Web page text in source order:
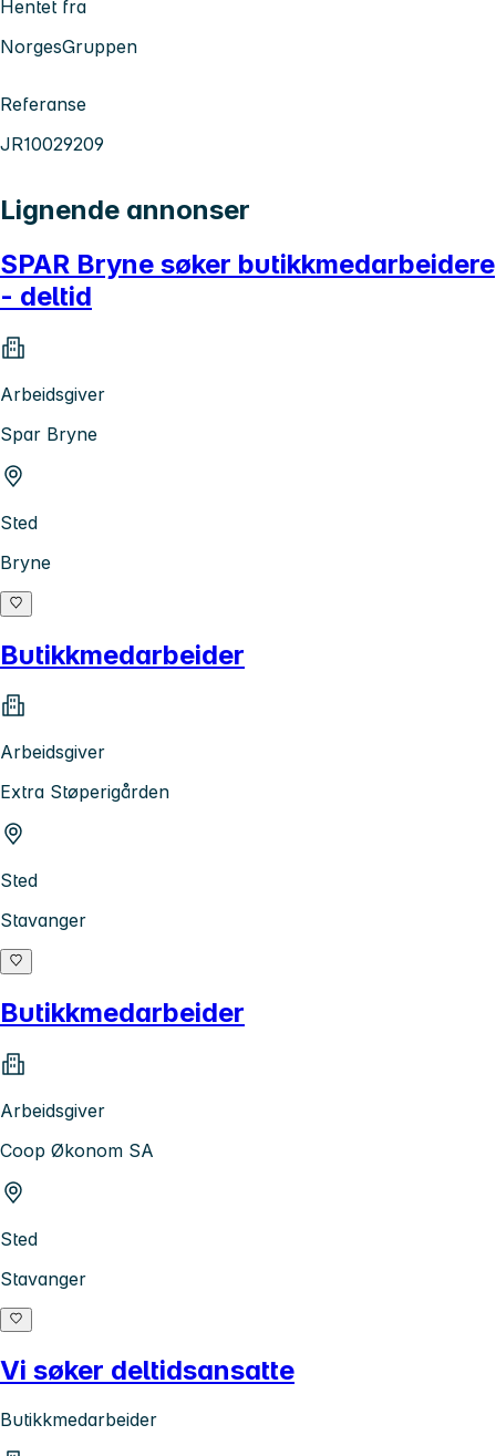
Hentet fra
NorgesGruppen
Referanse
JR10029209
Lignende annonser
SPAR Bryne søker butikkmedarbeidere
- deltid
Arbeidsgiver
Spar Bryne
Sted
Bryne
Butikkmedarbeider
Arbeidsgiver
Extra Støperigården
Sted
Stavanger
Butikkmedarbeider
Arbeidsgiver
Coop Økonom SA
Sted
Stavanger
Vi søker deltidsansatte
Butikkmedarbeider